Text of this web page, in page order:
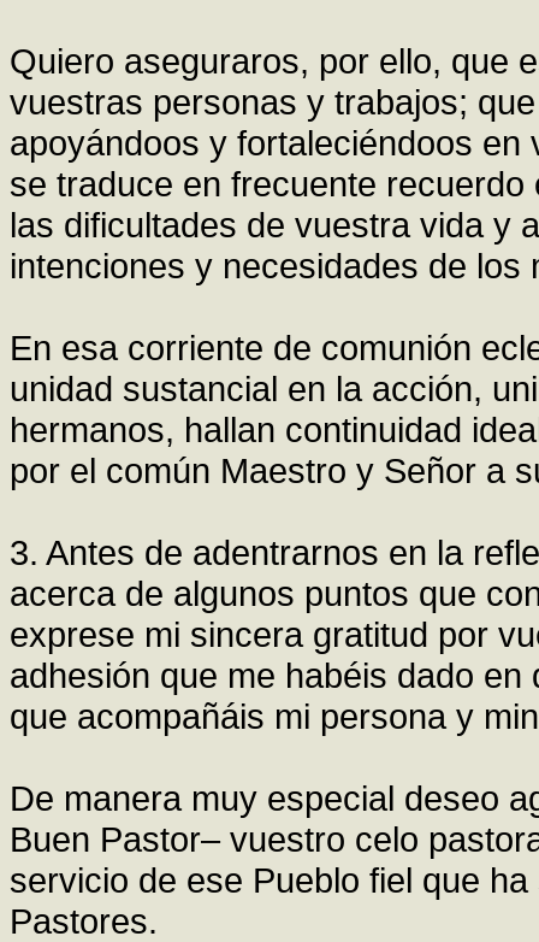
Quiero aseguraros, por ello, que
vuestras personas y trabajos;
apoyándoos y fortaleciéndoos
se traduce en frecuente
las dificultades de vuestra vida y
intenciones y necesidades de
En esa corriente de comunión
unidad sustancial en la acción,
hermanos, hallan continuidad
por el común Maestro y Señor a
3. Antes de adentrarnos en la
acerca de algunos puntos que
exprese mi sincera gratitud por
adhesión que me habéis dado
que acompañáis mi persona y
De manera muy especial deseo
Buen Pastor– vuestro celo
servicio de ese Pueblo fiel que
Pastores.